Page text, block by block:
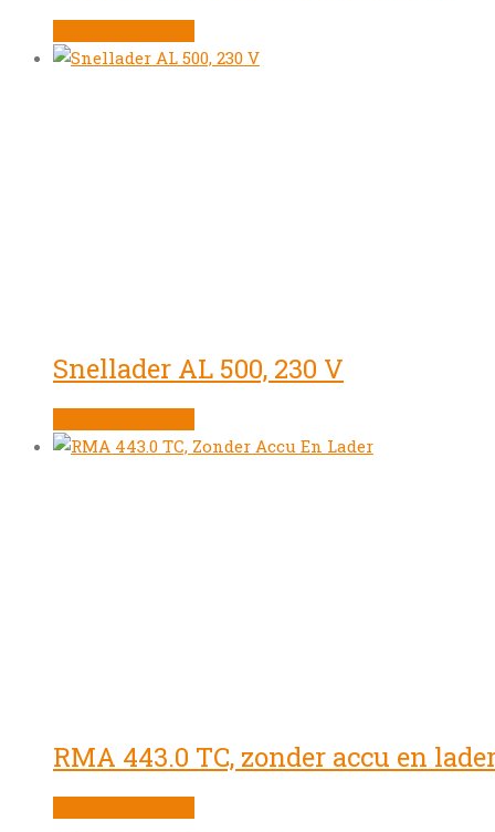
Snellader AL 500, 230 V
RMA 443.0 TC, zonder accu en